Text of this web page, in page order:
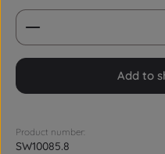
Product Quantity:
Add to
Product number:
SW10085.8